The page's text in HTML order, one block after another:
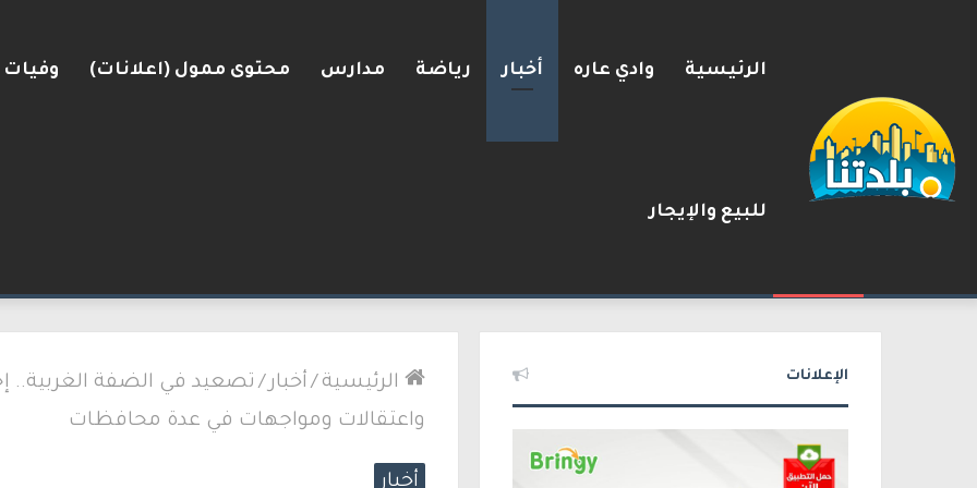
الرئيسية وادي عاره أخبار رياضة مدارس محتوى ممول (اعلانات) وفيات
للبيع والإيجار
الرئيسية / أخبار / تصعيد في الضفة الغربية..
واعتقالات ومواجهات في عدة محافظات
أخبار
الإعلانات